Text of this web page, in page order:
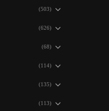
(503)
(626)
(68)
(114)
(135)
(113)